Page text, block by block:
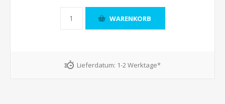
Lieferdatum: 1-2 Werktage*